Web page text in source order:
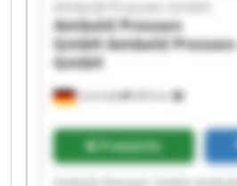
Schmölln 409 km
Ambold Pressen GmbH
Ambold Pressen
GmbHAmbold Pressen
GmbH
Preisinfo